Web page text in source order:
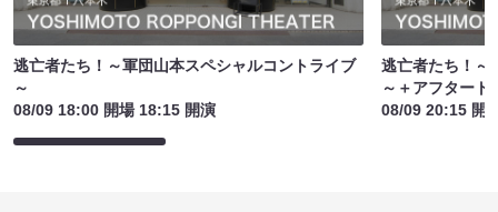
逃亡者たち！～軍団山本スペシャルコントライブ
～
08/09 18:00 開場 18:15 開演
逃亡者たち！～
～＋アフタート
08/09 20:15 開